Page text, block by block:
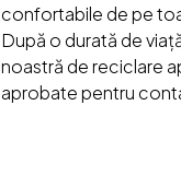
confortabile de pe
După o durată de
noastră de reciclare
aprobate pentru